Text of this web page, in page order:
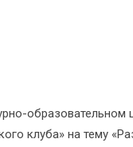
клуба» на тему